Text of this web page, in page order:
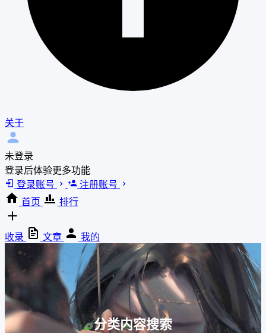
关于
未登录
登录后体验更多功能
登录账号
注册账号
首页
排行
收录 文章 我的
分类内容搜索